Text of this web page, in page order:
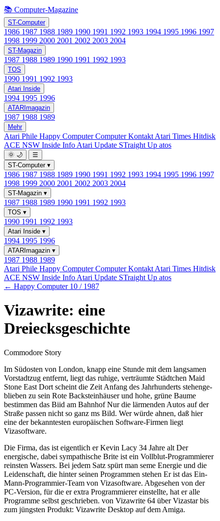
📚 Computer-Magazine
ST-Computer
1986 1987 1988 1989 1990 1991 1992 1993 1994 1995 1996 1997
1998 1999 2000 2001 2002 2003 2004
ST-Magazin
1987 1988 1989 1990 1991 1992 1993
TOS
1990 1991 1992 1993
Atari Inside
1994 1995 1996
ATARImagazin
1987 1988 1989
Mehr
Atari Phile Happy ComputerComputer Kontakt Atari Times Hitdisk
ACE NSW Inside Info Atari Update STraight Up atos
🌞 🌙
☰
ST-Computer ▾
1986 1987 1988 1989 1990 1991 1992 1993 1994 1995 1996 1997
1998 1999 2000 2001 2002 2003 2004
ST-Magazin ▾
1987 1988 1989 1990 1991 1992 1993
TOS ▾
1990 1991 1992 1993
Atari Inside ▾
1994 1995 1996
ATARImagazin ▾
1987 1988 1989
Atari Phile Happy ComputerComputer Kontakt Atari Times Hitdisk
ACE NSW Inside Info Atari Update STraight Up atos
← Happy Computer 10 / 1987
Vizawrite: eine
Dreiecksgeschichte
Commodore Story
Im Südosten von London, knapp eine Stunde mit dem langsamen
Vorstadtzug entfernt, liegt das ruhige, verträumte Städtchen Maid
Stone East Dort scheint die Zeit Anfang des Jahrhunderts stehenge-
blieben zu sein Rote Backsteinhäuser und hohe, grüne Baume
bestimmen das Biid am Bahnhof Nur die lärmenden Autos auf der
Straße passen nicht so ganz ms Bild. Wer würde ahnen, daß hier
eine der bekanntesten europäischen Software-Firmen liegt
Vizasoftware.
Die Firma, das ist eigentlich er Kevin Lacy 34 Jahre alt Der
energische, dabei sympathische Brite ist ein Vollblut-Programmierer
reinsten Wassers. Bei jedem Satz spürt man seme Energie und die
Leidenschaft, die hinter seinen Programmen stehen Er ist das Ein-
Mann-Programmier-Team von Vizasoftware. Abgesehen von der
PC-Version, für die er extra Programmierer einstellte, hat er alle
Programme selbst geschrieben. von Vizawrite 64 über Vizastar bis
zum jüngsten Produkt: Vizawrite Desktop auf dem Amiga.